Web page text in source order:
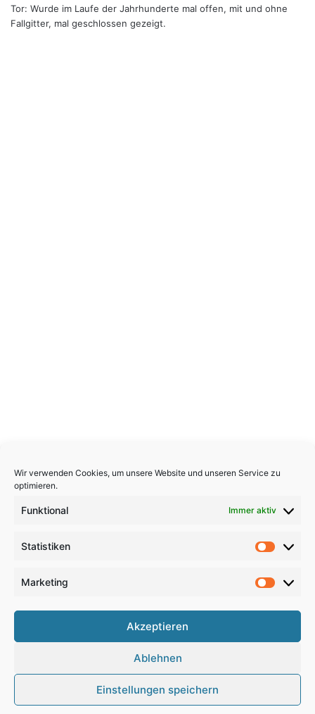
Wir verwenden Cookies, um unsere Website und unseren Service zu
optimieren.
Funktional Immer aktiv
Statistiken
Marketing
Akzeptieren
Ablehnen
Einstellungen speichern
Tor: Wurde im Laufe der Jahrhunderte mal offen, mit und ohne
Fallgitter, mal geschlossen gezeigt.
Haftungsausschluss
RSS Facebook
X PinterestYouTubeInstagram